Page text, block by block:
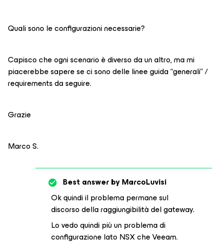
Quali sono le configurazioni necessarie?
Capisco che ogni scenario è diverso da un altro, ma mi
piacerebbe sapere se ci sono delle linee guida “generali” /
requirements da seguire.
Grazie
Marco S.
Best answer byMarcoLuvisi
Ok quindi il problema permane sul
discorso della raggiungibilità del gateway.
Lo vedo quindi più un problema di
configurazione lato NSX che Veeam.